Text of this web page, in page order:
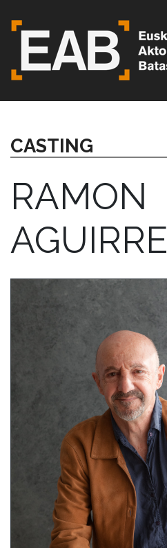
CASTING
RAMON
AGUIRRE